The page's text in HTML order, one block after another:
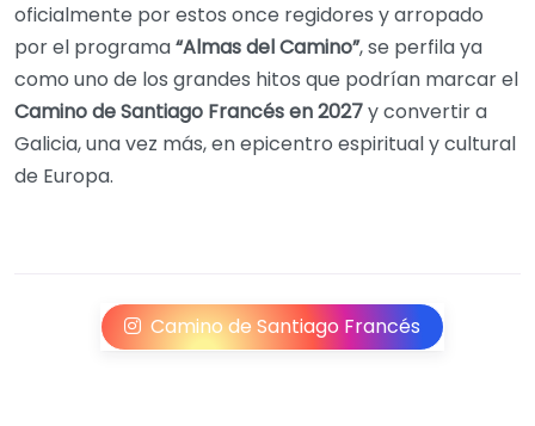
oficialmente por estos once regidores y arropado
por el programa“Almas del Camino”, se perfila ya
como uno de los grandes hitos que podrían marcar el
Camino de Santiago Francés en 2027y convertir a
Galicia, una vez más, en epicentro espiritual y cultural
de Europa.
Camino de Santiago Francés